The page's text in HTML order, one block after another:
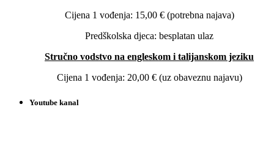
Cijena 1 vođenja: 15,00 € (potrebna najava)
Predškolska djeca: besplatan ulaz
Stručno vodstvo na engleskom i talijanskom jeziku
Cijena 1 vođenja: 20,00 € (uz obaveznu najavu)
Youtube kanal